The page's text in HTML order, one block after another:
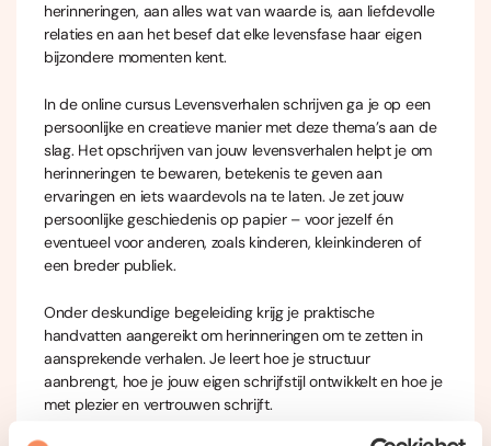
herinneringen, aan alles wat van waarde is, aan liefdevolle
relaties en aan het besef dat elke levensfase haar eigen
bijzondere momenten kent.
In de online cursus Levensverhalen schrijven ga je op een
persoonlijke en creatieve manier met deze thema’s aan de
slag. Het opschrijven van jouw levensverhalen helpt je om
herinneringen te bewaren, betekenis te geven aan
ervaringen en iets waardevols na te laten. Je zet jouw
persoonlijke geschiedenis op papier – voor jezelf én
eventueel voor anderen, zoals kinderen, kleinkinderen of
een breder publiek.
Onder deskundige begeleiding krijg je praktische
handvatten aangereikt om herinneringen om te zetten in
aansprekende verhalen. Je leert hoe je structuur
aanbrengt, hoe je jouw eigen schrijfstijl ontwikkelt en hoe je
met plezier en vertrouwen schrijft.